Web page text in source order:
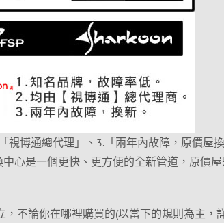
視博通總代理」、3.「兩年內故障，原價屋換
心是一個更快、更方便的全新管道，原價
不論你在哪裡購買的(以當下的規則為主，